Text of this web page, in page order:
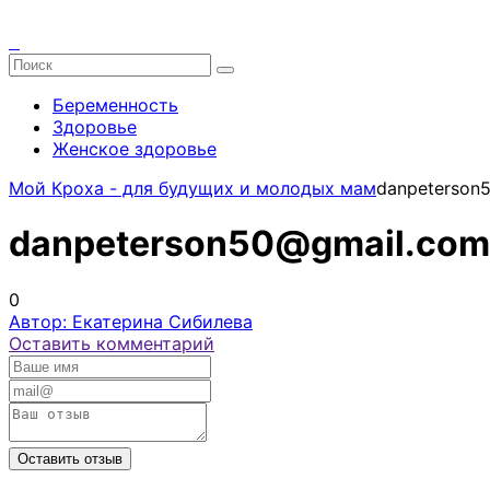
Беременность
Здоровье
Женское здоровье
Мой Кроха - для будущих и молодых мам
danpeterson50@gmail.com
0
Автор: Екатерина Сибилева
Оставить комментарий